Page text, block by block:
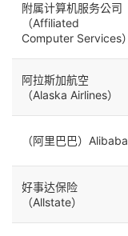
附属计算机服务公司
（Affiliated
Computer Services）
阿拉斯加航空
（Alaska Airlines）
（阿里巴巴）Alibaba
好事达保险
（Allstate）